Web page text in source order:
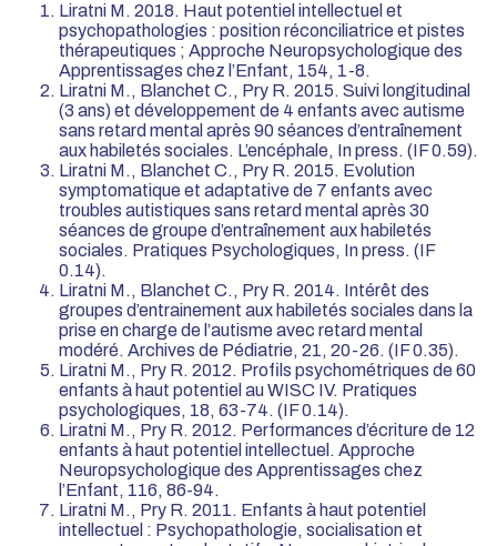
Liratni M. 2018. Haut potentiel intellectuel et
psychopathologies : position réconciliatrice et pistes
thérapeutiques ; Approche Neuropsychologique des
Apprentissages chez l’Enfant, 154, 1-8.
Liratni M., Blanchet C., Pry R. 2015. Suivi longitudinal
(3 ans) et développement de 4 enfants avec autisme
sans retard mental après 90 séances d’entraînement
aux habiletés sociales. L’encéphale, In press. (IF 0.59).
Liratni M., Blanchet C., Pry R. 2015. Evolution
symptomatique et adaptative de 7 enfants avec
troubles autistiques sans retard mental après 30
séances de groupe d’entraînement aux habiletés
sociales. Pratiques Psychologiques, In press. (IF
0.14).
Liratni M., Blanchet C., Pry R. 2014. Intérêt des
groupes d’entrainement aux habiletés sociales dans la
prise en charge de l’autisme avec retard mental
modéré. Archives de Pédiatrie, 21, 20-26. (IF 0.35).
Liratni M., Pry R. 2012. Profils psychométriques de 60
enfants à haut potentiel au WISC IV. Pratiques
psychologiques, 18, 63-74. (IF 0.14).
Liratni M., Pry R. 2012. Performances d’écriture de 12
enfants à haut potentiel intellectuel. Approche
Neuropsychologique des Apprentissages chez
l’Enfant, 116, 86-94.
Liratni M., Pry R. 2011. Enfants à haut potentiel
intellectuel : Psychopathologie, socialisation et